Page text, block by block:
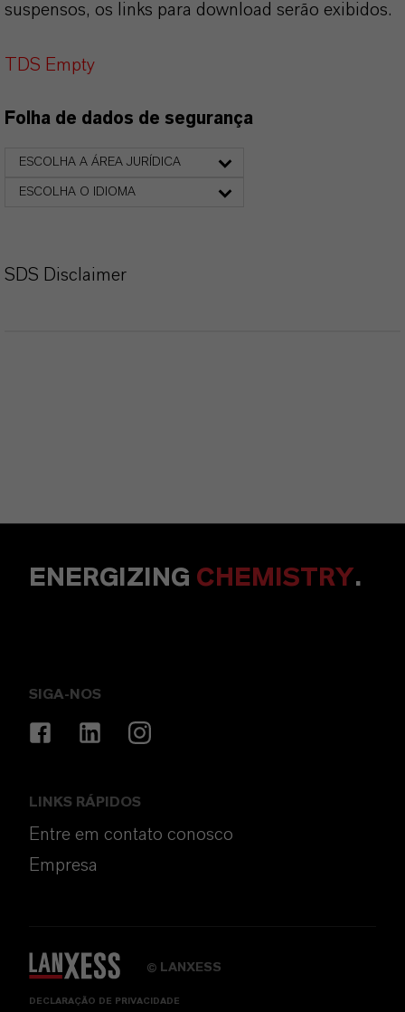
suspensos, os links para download serão exibidos.
TDS Empty
Folha de dados de segurança
ESCOLHA A ÁREA JURÍDICA
ESCOLHA O IDIOMA
SDS Disclaimer
ENERGIZING CHEMISTRY.
SIGA-NOS
LINKS RÁPIDOS
Entre em contato conosco
Empresa
© LANXESS
DECLARAÇÃO DE PRIVACIDADE